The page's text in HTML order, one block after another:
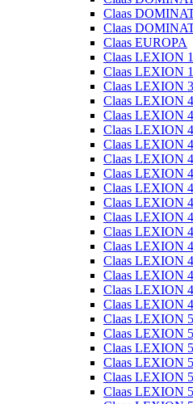
Claas
Claas
Claas EUROPA
Claas LEXION
Claas LEXION
Claas LEXION
Claas LEXION
Claas LEXION
Claas LEXION
Claas LEXION
Claas LEXION
Claas LEXION
Claas LEXION
Claas LEXION
Claas LEXION
Claas LEXION
Claas LEXION
Claas LEXION
Claas LEXION
Claas LEXION
Claas LEXION
Claas LEXION
Claas LEXION
Claas LEXION
Claas LEXION
Claas LEXION
Claas LEXION